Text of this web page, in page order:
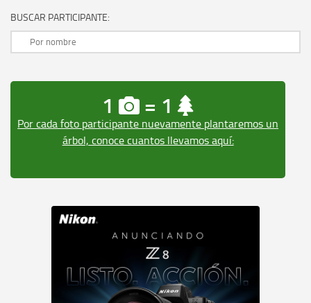
BUSCAR PARTICIPANTE:
1 = 1
Por cada foto participante nuevamente plantaremos un
árbol, conoce cuantos llevamos aquí: